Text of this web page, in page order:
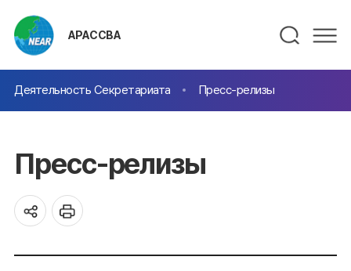
АРАССВА
Деятельность Секретариата Пресс-релизы
Пресс-релизы